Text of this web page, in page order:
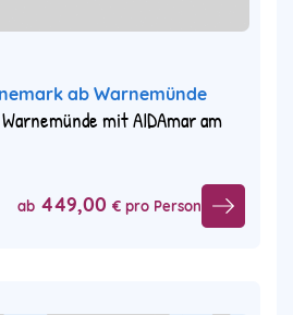
ab Warnemünde
mit AIDAmar am
ab 449,00 € pro Person